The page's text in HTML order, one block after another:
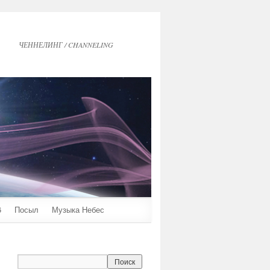
ЧЕННЕЛИНГ / CHANNELING
Посыл Музыка Небес